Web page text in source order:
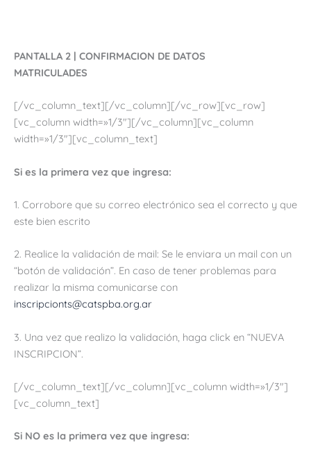
PANTALLA 2 | CONFIRMACION DE DATOS
MATRICULADES
[/vc_column_text][/vc_column][/vc_row][vc_row]
[vc_column width=»1/3″][/vc_column][vc_column
width=»1/3″][vc_column_text]
Si es la primera vez que ingresa:
1. Corrobore que su correo electrónico sea el correcto y que
este bien escrito
2. Realice la validación de mail: Se le enviara un mail con un
“botón de validación”. En caso de tener problemas para
realizar la misma comunicarse con
inscripcionts@catspba.org.ar
3. Una vez que realizo la validación, haga click en “NUEVA
INSCRIPCION”.
[/vc_column_text][/vc_column][vc_column width=»1/3″]
[vc_column_text]
Si NO es la primera vez que ingresa: